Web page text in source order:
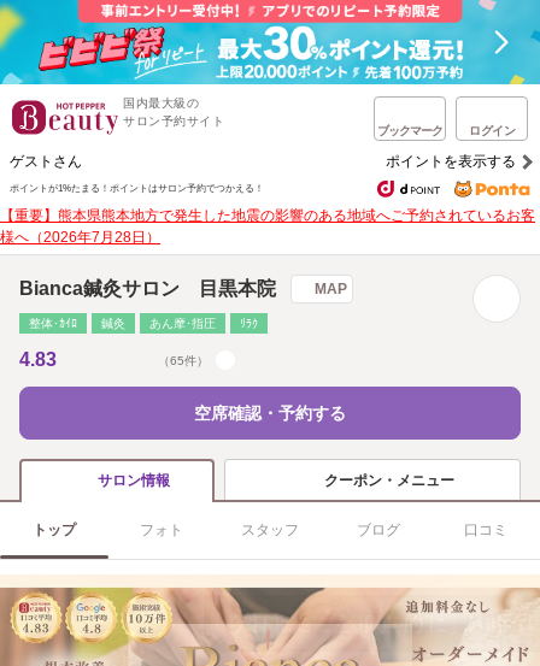
国内最大級の
サロン予約サイト
ブックマーク ログイン
ゲストさん ポイントを表示する
ポイントが1%たまる！ ポイントはサロン予約でつかえる！
【重要】熊本県熊本地方で発生した地震の影響のある地域へご予約されているお客
様へ（2026年7月28日）
Bianca鍼灸サロン 目黒本院 MAP
整体･ｶｲﾛ 鍼灸 あん摩･指圧 ﾘﾗｸ
4.83 （65件）
空席確認・予約する
サロン情報 クーポン・メニュー
トップ フォト スタッフ ブログ 口コミ